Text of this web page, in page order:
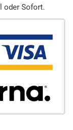
oder Sofort.